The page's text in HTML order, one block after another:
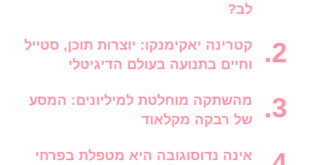
לב?
קטרינה יאקימנקו: יוצרות תוכן, סטייל
וחיים בתנועה בעולם הדיגיטלי
מהשתקה מוחלטת למיליונים: המסע
של רבקה מקלאוד
אינה נדוסוגובה היא מטפלת בפרחי